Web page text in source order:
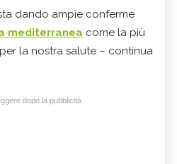
dando ampie conferme
mediterranea come la più
la nostra salute – continua
dopo la pubblicità